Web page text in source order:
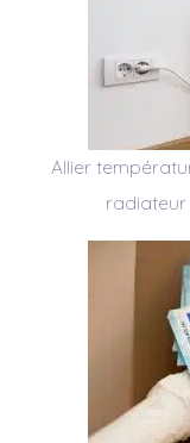
Allier
radiateur